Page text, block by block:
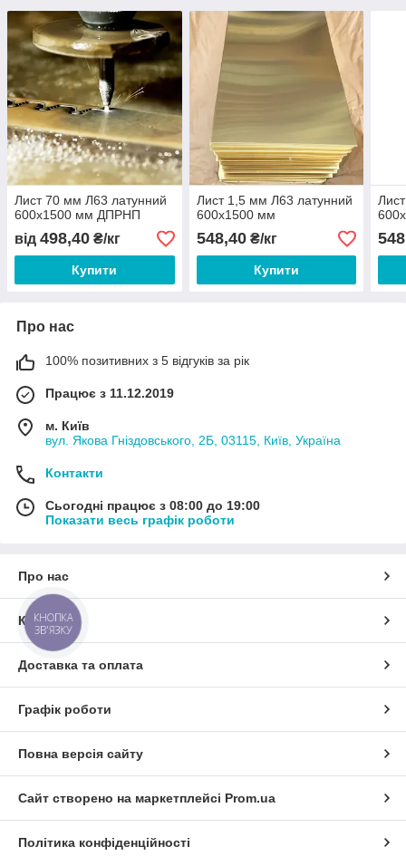
Лист 70 мм Л63 латунний
600х1500 мм ДПРНП
від 498,40 ₴/кг
Купити
Лист 1,5 мм Л63 латунний
600х1500 мм
548,40₴/кг
Купити
Про нас
100% позитивних з 5 відгуків за рік
Працює з 11.12.2019
м. Київ
вул. Якова Гніздовського, 2Б, 03115, Київ, Україна
Контакти
Сьогодні працює з 08:00 до 19:00
Показати весь графік роботи
Про нас
Контакти
Доставка та оплата
Графік роботи
Повна версія сайту
Сайт створено на маркетплейсі Prom.ua
Політика конфіденційності
КНОПКА
ЗВ'ЯЗКУ